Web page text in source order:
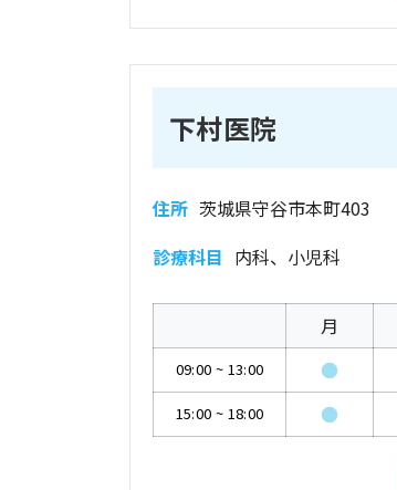
下村医院
住所 茨城県守谷市本町403
診療科目 内科、小児科
月
09:00 ~ 13:00 ●
15:00 ~ 18:00 ●